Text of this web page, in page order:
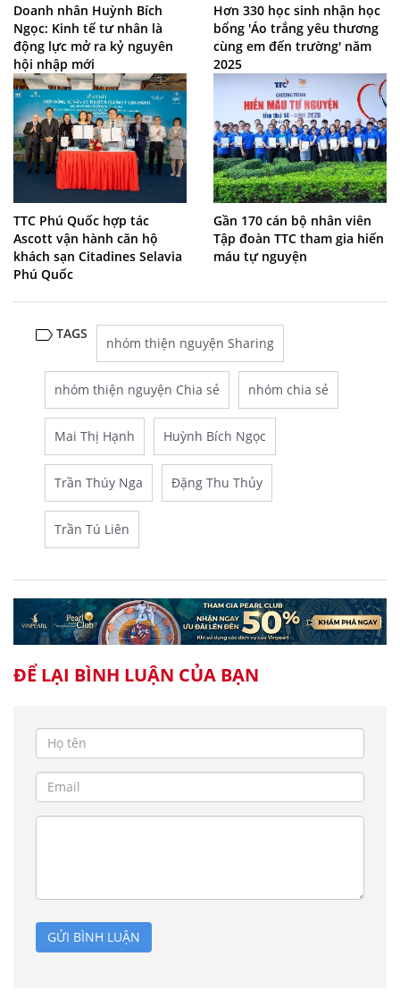
Doanh nhân Huỳnh Bích
Ngọc: Kinh tế tư nhân là
động lực mở ra kỷ nguyên
hội nhập mới
Hơn 330 học sinh nhận học
bổng 'Áo trắng yêu thương
cùng em đến trường' năm
2025
TTC Phú Quốc hợp tác
Ascott vận hành căn hộ
khách sạn Citadines Selavia
Phú Quốc
Gần 170 cán bộ nhân viên
Tập đoàn TTC tham gia hiến
máu tự nguyện
TAGS
nhóm thiện nguyện Sharing
nhóm thiện nguyện Chia sẻ nhóm chia sẻ
Mai Thị Hạnh Huỳnh Bích Ngọc
Trần Thúy Nga Đặng Thu Thủy
Trần Tú Liên
ĐỂ LẠI BÌNH LUẬN CỦA BẠN
GỬI BÌNH LUẬN